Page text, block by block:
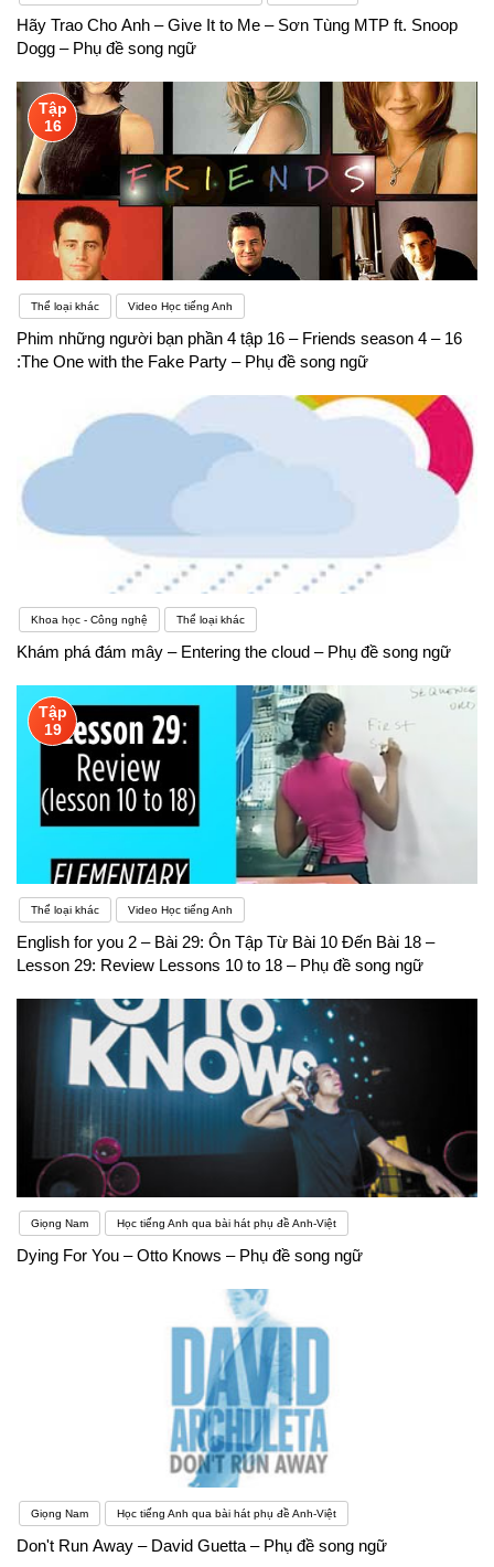
Hãy Trao Cho Anh – Give It to Me – Sơn Tùng MTP ft. Snoop
Dogg – Phụ đề song ngữ
Tập
16
Thể loại khác Video Học tiếng Anh
Phim những người bạn phần 4 tập 16 – Friends season 4 – 16
:The One with the Fake Party – Phụ đề song ngữ
Khoa học - Công nghệ Thể loại khác
Khám phá đám mây – Entering the cloud – Phụ đề song ngữ
Tập
19
Thể loại khác Video Học tiếng Anh
English for you 2 – Bài 29: Ôn Tập Từ Bài 10 Đến Bài 18 –
Lesson 29: Review Lessons 10 to 18 – Phụ đề song ngữ
Giọng Nam Học tiếng Anh qua bài hát phụ đề Anh-Việt
Dying For You – Otto Knows – Phụ đề song ngữ
Giọng Nam Học tiếng Anh qua bài hát phụ đề Anh-Việt
Don't Run Away – David Guetta – Phụ đề song ngữ